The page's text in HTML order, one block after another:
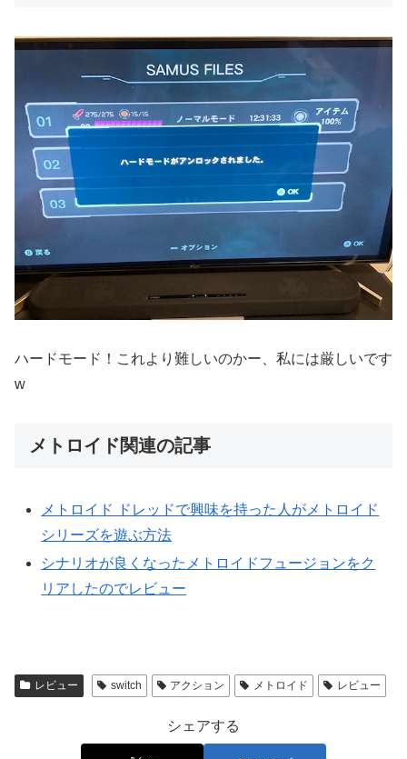
ハードモード！これより難しいのかー、私には厳しいです
w
メトロイド関連の記事
メトロイド ドレッドで興味を持った人がメトロイド
シリーズを遊ぶ方法
シナリオが良くなったメトロイドフュージョンをク
リアしたのでレビュー
レビュー switch アクション メトロイド レビュー
シェアする